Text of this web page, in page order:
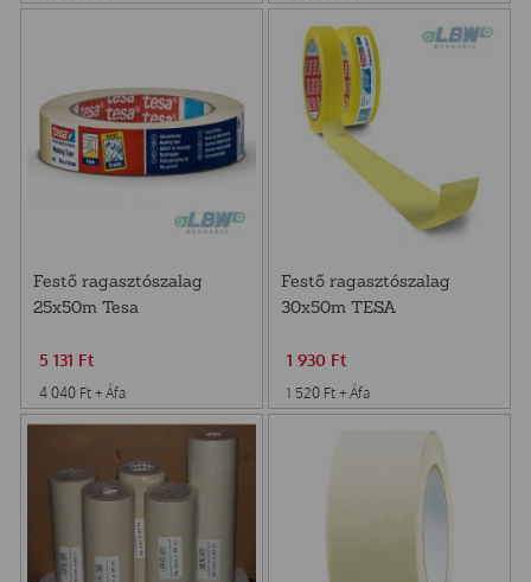
Festő ragasztószalag
25x50m Tesa
5 131 Ft
4 040 Ft + Áfa
Festő ragasztószalag
30x50m TESA
1 930 Ft
1 520 Ft + Áfa